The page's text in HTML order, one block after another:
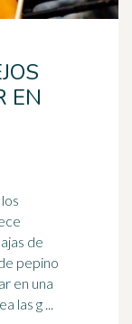
EN
de
pepino
en una
las g ...